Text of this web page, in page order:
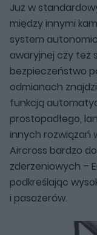
Już w
między innymi
system
awaryjnej czy też
bezpieczeństwo
odmianach
funkcją
prostopadłego,
innych rozwiązań
Aircross bardzo
zderzeniowych –
podkreślając
i pasażerów.